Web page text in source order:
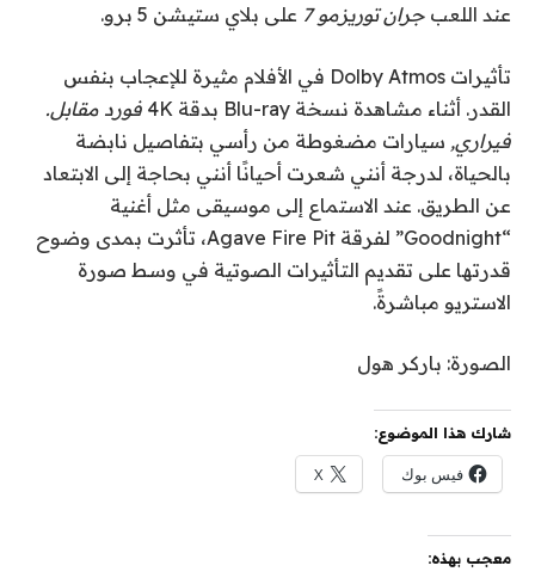
عند اللعب جران توريزمو 7 على بلاي ستيشن 5 برو.
تأثيرات Dolby Atmos في الأفلام مثيرة للإعجاب بنفس
القدر. أثناء مشاهدة نسخة Blu-ray بدقة 4K
فورد مقابل.
فيراري, سيارات مضغوطة من رأسي بتفاصيل نابضة
بالحياة، لدرجة أنني شعرت أحيانًا أنني بحاجة إلى الابتعاد
عن الطريق. عند الاستماع إلى موسيقى مثل أغنية
“Goodnight” لفرقة Agave Fire Pit، تأثرت بمدى وضوح
قدرتها على تقديم التأثيرات الصوتية في وسط صورة
الاستريو مباشرةً.
الصورة: باركر هول
شارك هذا الموضوع:
فيس بوك X
معجب بهذه: